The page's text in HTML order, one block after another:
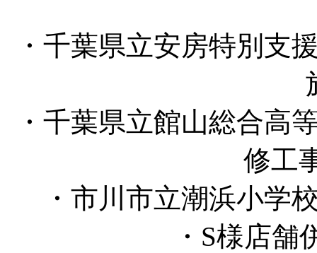
・千葉県立安房特別支
・千葉県立館山総合高
修工
・市川市立潮浜小学
・S様店舗